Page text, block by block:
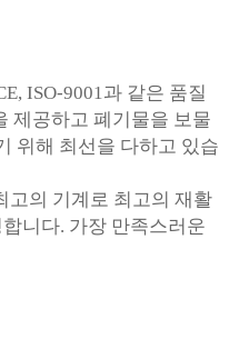
ISO-9001과 같은 품질
제공하고 폐기물을 보물
위해 최선을 다하고 있습
고의 기계로 최고의 재활
니다. 가장 만족스러운